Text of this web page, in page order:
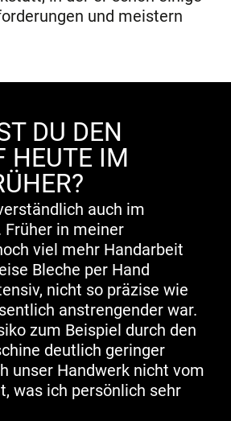
und meistern
DU DEN
HEUTE IM
auch im
Früher in meiner
viel mehr Handarbeit
Bleche per Hand
nicht so präzise wie
anstrengender war.
zum Beispiel durch den
deutlich geringer
unser Handwerk nicht vom
was ich persönlich sehr